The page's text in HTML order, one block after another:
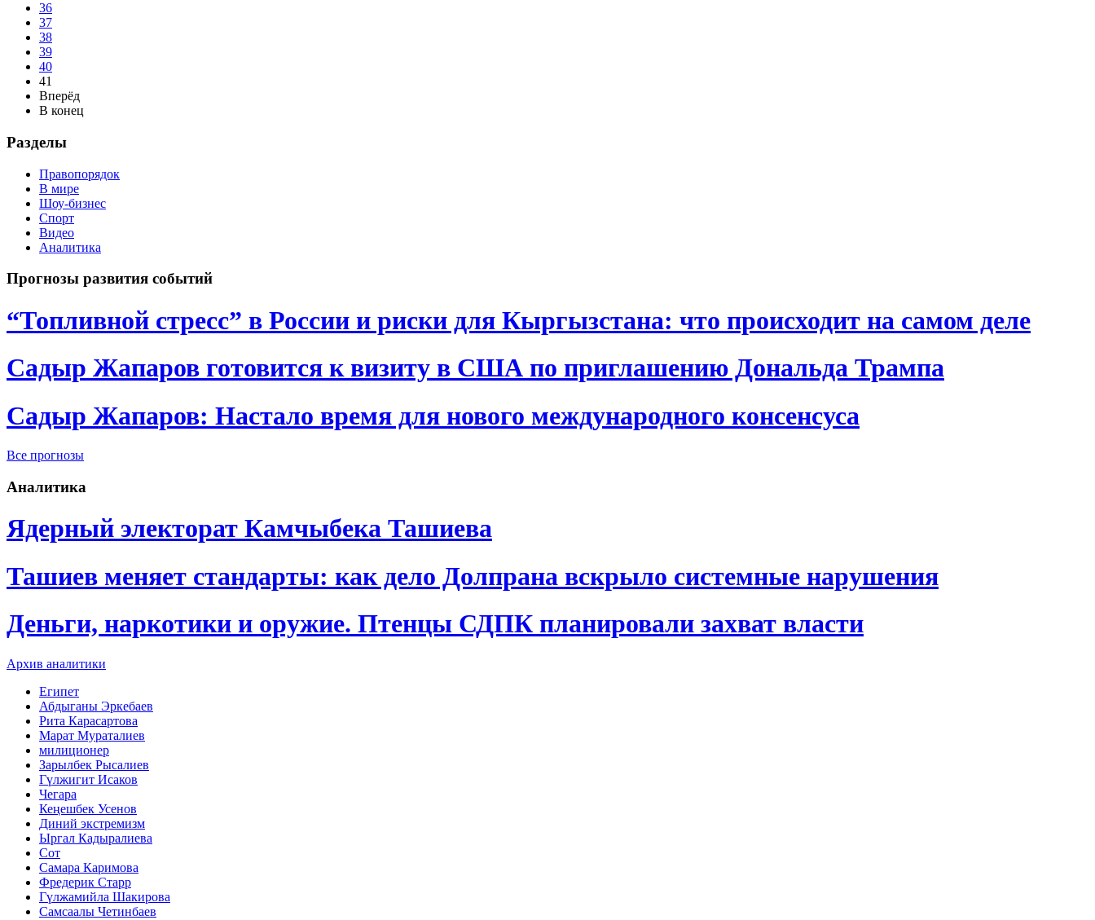
36
37
38
39
40
41
Вперёд
В конец
Разделы
Правопорядок
В мире
Шоу-бизнес
Спорт
Видео
Аналитика
Прогнозы развития событий
“Топливной стресс” в России и риски для Кыргызстана: что происходит на самом деле
Садыр Жапаров готовится к визиту в США по приглашению Дональда Трампа
Садыр Жапаров: Настало время для нового международного консенсуса
Все прогнозы
Аналитика
Ядерный электорат Камчыбека Ташиева
Ташиев меняет стандарты: как дело Долпрана вскрыло системные нарушения
Деньги, наркотики и оружие. Птенцы СДПК планировали захват власти
Архив аналитики
Египет
Абдыганы Эркебаев
Рита Карасартова
Марат Мураталиев
милиционер
Зарылбек Рысалиев
Гүлжигит Исаков
Чегара
Кеңешбек Усенов
Диний экстремизм
Ыргал Кадыралиева
Сот
Самара Каримова
Фредерик Старр
Гүлжамийла Шакирова
Самсаалы Четинбаев